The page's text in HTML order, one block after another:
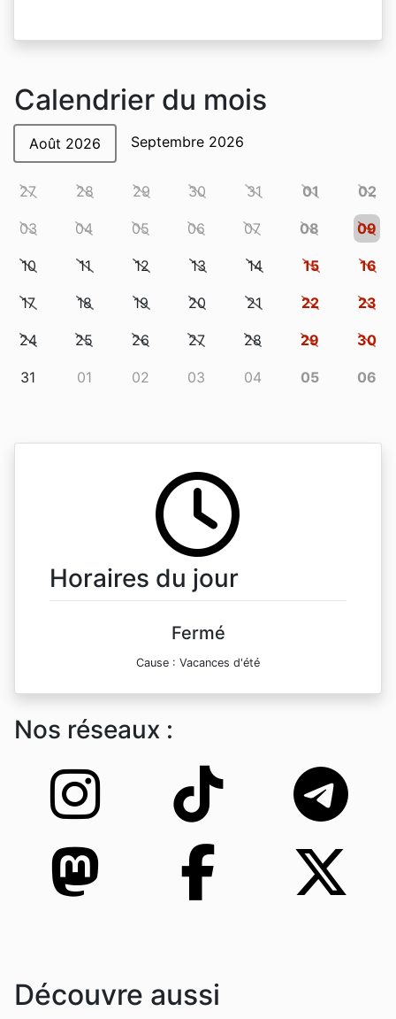
Calendrier du mois
Août 2026 Septembre 2026
27 28 29 30 31 01 02
03 04 05 06 07 08 09
10 11 12 13 14 15 16
17 18 19 20 21 22 23
24 25 26 27 28 29 30
31 01 02 03 04 05 06
Horaires du jour
Fermé
Cause : Vacances d'été
Nos réseaux :
Découvre aussi